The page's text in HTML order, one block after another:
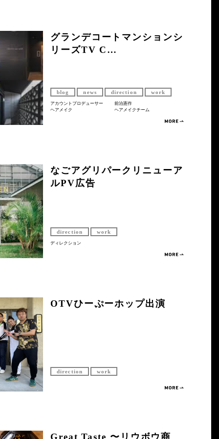
グランデコートマンションシ
リーズTV C…
blog news direction work
アカウントプロデューサー
前泊憲作
ヘアメイク
ヘアメイクチーム
なごアグリパークリニューア
ルPV広告
direction work
ディレクション
OTVひーぷーホップ出演
direction work
Great Taste 〜リウボウ商